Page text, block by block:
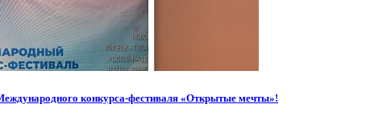
конкурса-фестиваля «Открытые мечты»!